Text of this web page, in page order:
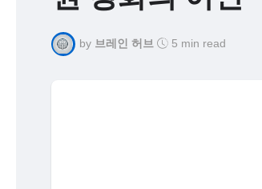
by 브레인 허브 5 min read